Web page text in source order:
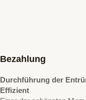
Bezahlung
Durchführung der
Effizient